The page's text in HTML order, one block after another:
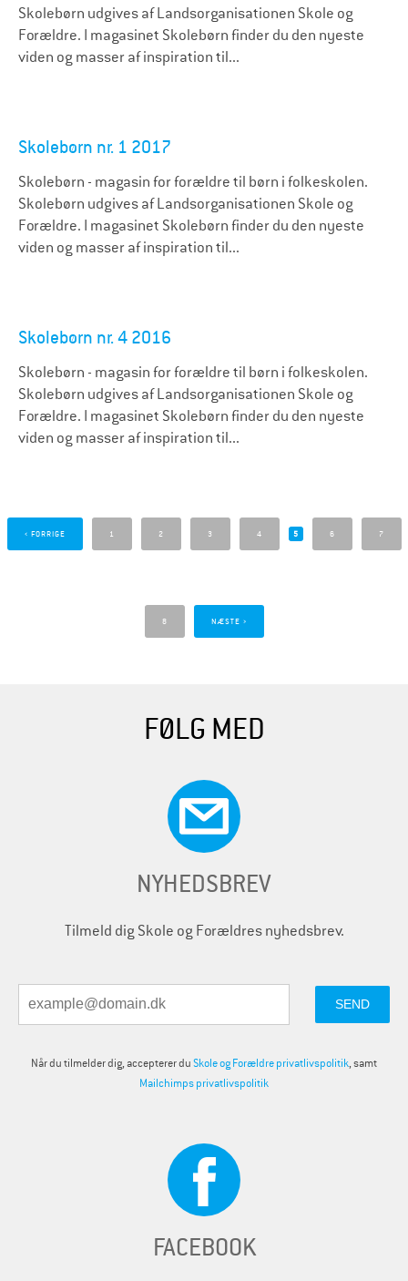
Skolebørn udgives af Landsorganisationen Skole og
Forældre. I magasinet Skolebørn finder du den nyeste
viden og masser af inspiration til...
Skolebørn nr. 1 2017
Skolebørn - magasin for forældre til børn i folkeskolen.
Skolebørn udgives af Landsorganisationen Skole og
Forældre. I magasinet Skolebørn finder du den nyeste
viden og masser af inspiration til...
Skolebørn nr. 4 2016
Skolebørn - magasin for forældre til børn i folkeskolen.
Skolebørn udgives af Landsorganisationen Skole og
Forældre. I magasinet Skolebørn finder du den nyeste
viden og masser af inspiration til...
d
‹ FORRIGE 1 2 3 4 5 6 7
8 NÆSTE ›
FØLG MED
NYHEDSBREV
Tilmeld dig Skole og Forældres nyhedsbrev.
Når du tilmelder dig, accepterer duSkole og Forældre privatlivspolitik, samt
Mailchimps privatlivspolitik
FACEBOOK